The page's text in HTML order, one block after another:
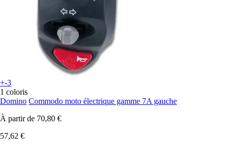
+-3
1 coloris
Domino Commodo moto électrique gamme 7A gauche
À partir de 70,80 €
57,62 €